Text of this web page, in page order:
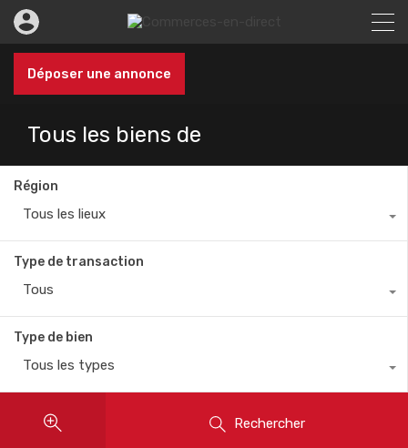
Déposer une annonce
Tous les biens de
Région
Tous les lieux
Type de transaction
Tous
Type de bien
Tous les types
Rechercher